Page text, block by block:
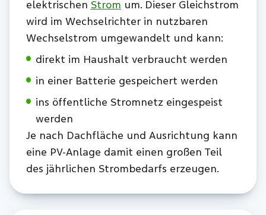
elektrischen Strom um. Dieser Gleichstrom
wird im Wechselrichter in nutzbaren
Wechselstrom umgewandelt und kann:
direkt im Haushalt verbraucht werden
in einer Batterie gespeichert werden
ins öffentliche Stromnetz eingespeist
werden
Je nach Dachfläche und Ausrichtung kann
eine PV-Anlage damit einen großen Teil
des jährlichen Strombedarfs erzeugen.